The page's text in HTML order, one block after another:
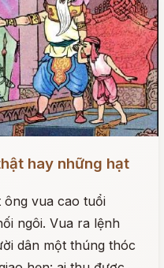
hay những hạt
ông vua cao tuổi
ngôi. Vua ra lệnh
dân một thúng thóc